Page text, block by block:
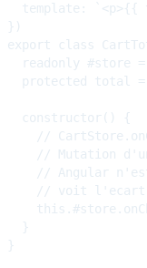
template: `<p>{{
})
export class
readonly #store
protected total =
  constructor() {
//
// Mutation
// Angular
// voit
  }